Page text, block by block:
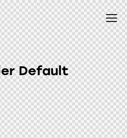
Default